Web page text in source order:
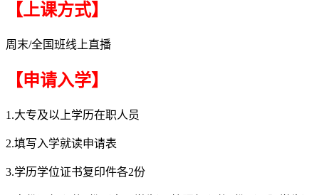
【上课方式】
周末/全国班线上直播
【申请入学】
1.大专及以上学历在职人员
2.填写入学就读申请表
3.学历学位证书复印件各2份